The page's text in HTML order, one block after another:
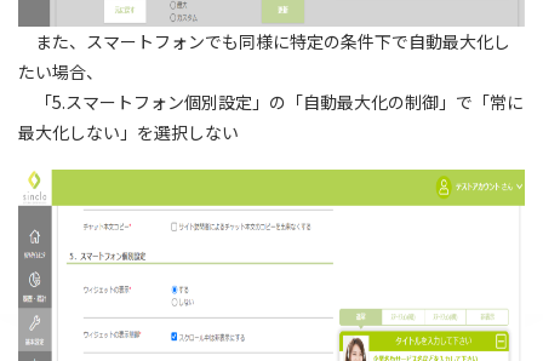
また、スマートフォンでも同様に特定の条件下で自動最大化し
たい場合、
「5.スマートフォン個別設定」の「自動最大化の制御」で「常に
最大化しない」を選択しない